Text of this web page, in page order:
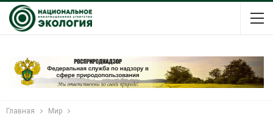
Главная Мир